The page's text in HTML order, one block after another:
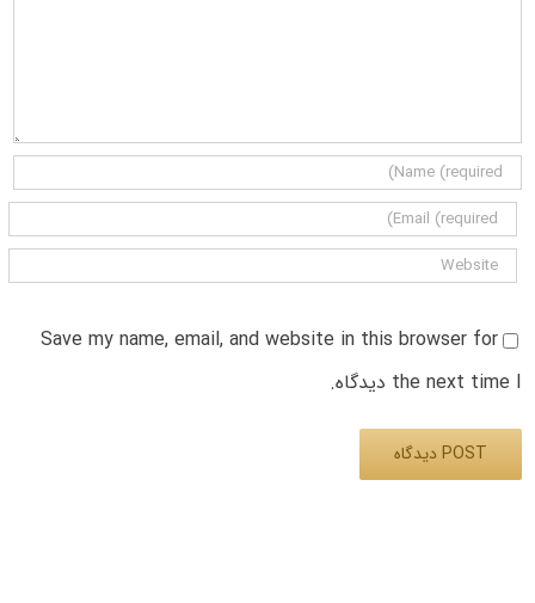
Save my name, email, and website in this browser for
the next time I دیدگاه.